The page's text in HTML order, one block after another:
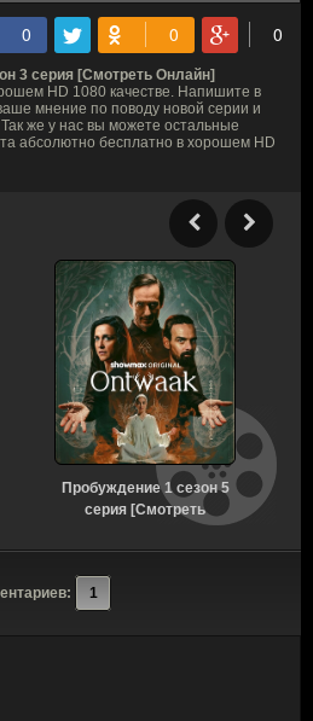
3 серия [Смотреть Онлайн]
HD 1080 качестве. Напишите в
мнение по поводу новой серии и
же у нас вы можете остальные
абсолютно бесплатно в хорошем HD
Пробуждение 1 сезон 5
серия [Смотреть
1